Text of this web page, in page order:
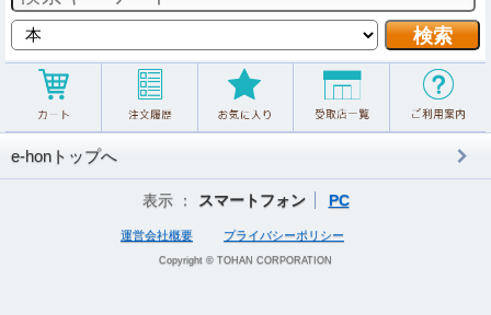
e-honトップへ
表示 ： スマートフォン PC
運営会社概要 プライバシーポリシー
Copyright © TOHAN CORPORATION